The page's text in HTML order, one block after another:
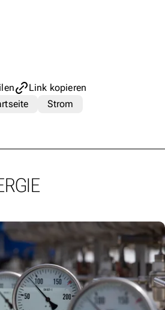
Link kopieren
Strom